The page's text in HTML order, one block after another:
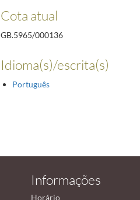
Cota atual
GB.5965/000136
Idioma(s)/escrita(s)
Português
Informações
Horário